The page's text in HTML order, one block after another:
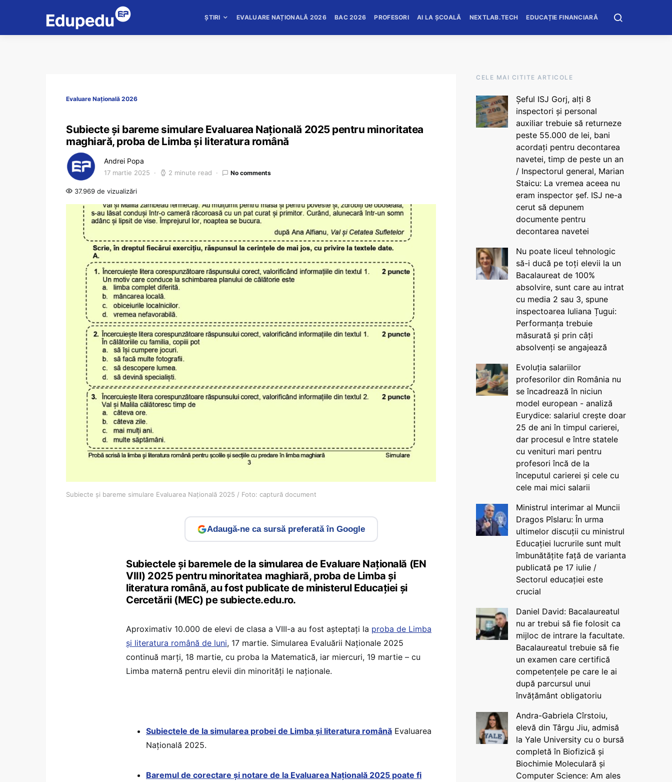
ȘTIRI EVALUARE NAȚIONALĂ 2026 BAC 2026 PROFESORI AI LA ȘCOALĂ NEXTLAB.TECH EDUCAȚIE FINANCIARĂ
Evaluare Națională 2026
Subiecte și bareme simulare Evaluarea Națională 2025 pentru minoritatea
maghiară, proba de Limba și literatura română
Andrei Popa
17 martie 2025 2 minute read No comments
37.969 de vizualizări
Subiecte și bareme simulare Evaluarea Națională 2025 / Foto: captură document
Adaugă-ne ca sursă preferată în Google
Subiectele și baremele de la simularea de Evaluare Națională (EN
VIII) 2025 pentru minoritatea maghiară, proba de Limba și
literatura română, au fost publicate de ministerul Educației și
Cercetării (MEC) pe subiecte.edu.ro.
Aproximativ 10.000 de elevi de clasa a VIII-a au fost așteptați la proba de Limba
și literatura română de luni, 17 martie. Simularea Evaluării Naționale 2025
continuă marți, 18 martie, cu proba la Matematică, iar miercuri, 19 martie – cu
Limba maternă pentru elevii din minorități le naționale.
Subiectele de la simularea probei de Limba și literatura română Evaluarea
Națională 2025.
Baremul de corectare și notare de la Evaluarea Națională 2025 poate fi
CELE MAI CITITE ARTICOLE
Șeful ISJ Gorj, alți 8
inspectori și personal
auxiliar trebuie să returneze
peste 55.000 de lei, bani
acordați pentru decontarea
navetei, timp de peste un an
/ Inspectorul general, Marian
Staicu: La vremea aceea nu
eram inspector șef. ISJ ne-a
cerut să depunem
documente pentru
decontarea navetei
Nu poate liceul tehnologic
să-i ducă pe toți elevii la un
Bacalaureat de 100%
absolvire, sunt care au intrat
cu media 2 sau 3, spune
inspectoarea Iuliana Țugui:
Performanța trebuie
măsurată și prin câți
absolvenți se angajează
Evoluția salariilor
profesorilor din România nu
se încadrează în niciun
model european - analiză
Eurydice: salariul crește doar
25 de ani în timpul carierei,
dar procesul e între statele
cu venituri mari pentru
profesori încă de la
începutul carierei și cele cu
cele mai mici salarii
Ministrul interimar al Muncii
Dragos Pîslaru: În urma
ultimelor discuții cu ministrul
Educației lucrurile sunt mult
îmbunătățite față de varianta
publicată pe 17 iulie /
Sectorul educației este
crucial
Daniel David: Bacalaureatul
nu ar trebui să fie folosit ca
mijloc de intrare la facultate.
Bacalaureatul trebuie să fie
un examen care certifică
competențele pe care le ai
după parcursul unui
învățământ obligatoriu
Andra-Gabriela Cîrstoiu,
elevă din Târgu Jiu, admisă
la Yale University cu o bursă
completă în Biofizică și
Biochimie Moleculară și
Computer Science: Am ales